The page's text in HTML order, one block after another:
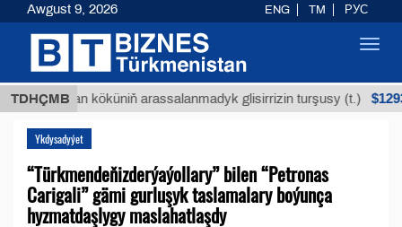
TDHÇMB
Buýan köküniň arassalanmadyk glisirrizin turşusy (t.) $12935,18
Ykdysadyýet
“Türkmendeňizderýaýollary” bilen “Petronas
Carigali” gämi gurluşyk taslamalary boýunça
hyzmatdaşlygy maslahatlaşdy
Awgust 9, 2026 ENG TM РУС